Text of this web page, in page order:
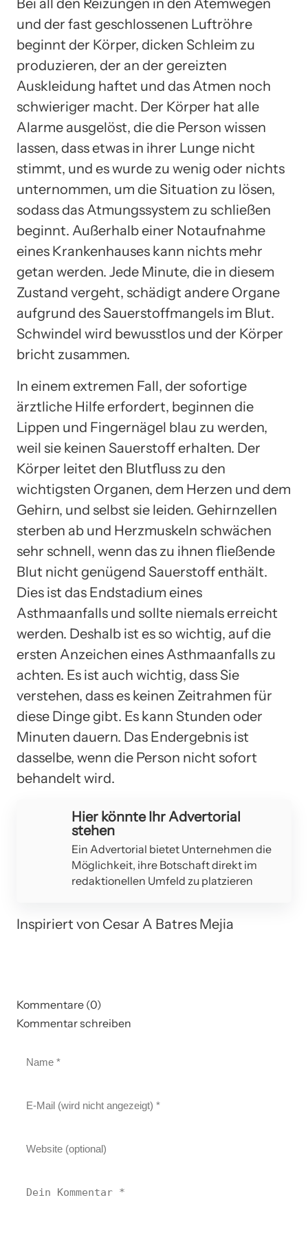
Bei all den Reizungen in den Atemwegen
und der fast geschlossenen Luftröhre
beginnt der Körper, dicken Schleim zu
produzieren, der an der gereizten
Auskleidung haftet und das Atmen noch
schwieriger macht. Der Körper hat alle
Alarme ausgelöst, die die Person wissen
lassen, dass etwas in ihrer Lunge nicht
stimmt, und es wurde zu wenig oder nichts
unternommen, um die Situation zu lösen,
sodass das Atmungssystem zu schließen
beginnt. Außerhalb einer Notaufnahme
eines Krankenhauses kann nichts mehr
getan werden. Jede Minute, die in diesem
Zustand vergeht, schädigt andere Organe
aufgrund des Sauerstoffmangels im Blut.
Schwindel wird bewusstlos und der Körper
bricht zusammen.
In einem extremen Fall, der sofortige
ärztliche Hilfe erfordert, beginnen die
Lippen und Fingernägel blau zu werden,
weil sie keinen Sauerstoff erhalten. Der
Körper leitet den Blutfluss zu den
wichtigsten Organen, dem Herzen und dem
Gehirn, und selbst sie leiden. Gehirnzellen
sterben ab und Herzmuskeln schwächen
sehr schnell, wenn das zu ihnen fließende
Blut nicht genügend Sauerstoff enthält.
Dies ist das Endstadium eines
Asthmaanfalls und sollte niemals erreicht
werden. Deshalb ist es so wichtig, auf die
ersten Anzeichen eines Asthmaanfalls zu
achten. Es ist auch wichtig, dass Sie
verstehen, dass es keinen Zeitrahmen für
diese Dinge gibt. Es kann Stunden oder
Minuten dauern. Das Endergebnis ist
dasselbe, wenn die Person nicht sofort
behandelt wird.
Hier könnte Ihr Advertorial
stehen
Ein Advertorial bietet Unternehmen die
Möglichkeit, ihre Botschaft direkt im
redaktionellen Umfeld zu platzieren
Inspiriert von Cesar A Batres Mejia
Kommentare (0)
Kommentar schreiben